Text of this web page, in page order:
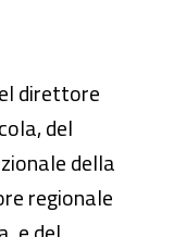
direttore
del
della
regionale